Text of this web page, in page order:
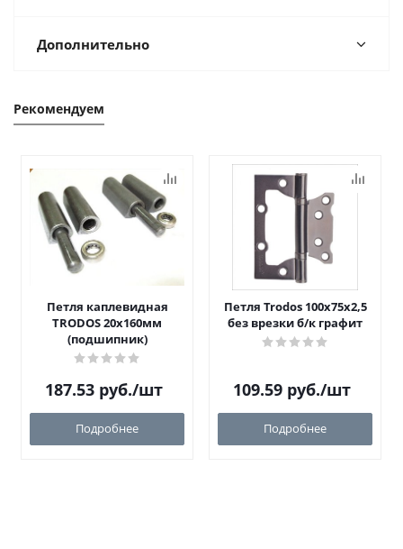
Дополнительно
Рекомендуем
Петля каплевидная
TRODOS 20х160мм
(подшипник)
187.53 руб./шт
Подробнее
Петля Trodos 100x75x2,5
без врезки б/к графит
109.59 руб./шт
Подробнее